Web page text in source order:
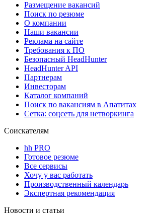
Размещение вакансий
Поиск по резюме
О компании
Наши вакансии
Реклама на сайте
Требования к ПО
Безопасный HeadHunter
HeadHunter API
Партнерам
Инвесторам
Каталог компаний
Поиск по вакансиям в Апатитах
Сетка: соцсеть для нетворкинга
Соискателям
hh PRO
Готовое резюме
Все сервисы
Хочу у вас работать
Производственный календарь
Экспертная рекомендация
Новости и статьи